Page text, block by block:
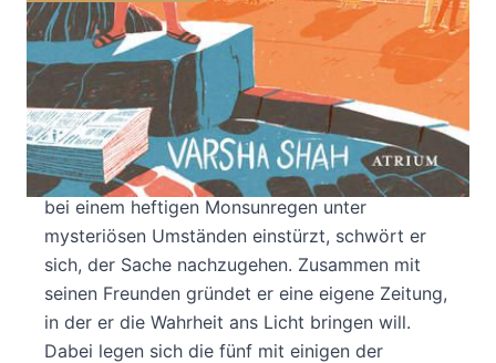
Ajay hat einen großen Traum: Er will später
einmal ein bekannter Journalist werden. Als
Straßenjunge in Mumbai hat er es bisher
allerdings nur zum Zeitungsverkäufer gebracht.
Doch Ajay ist sich sicher: Nichts ist unmöglich!
Als eine Kleidungsfabrik in der Nachbarschaft
bei einem heftigen Monsunregen unter
mysteriösen Umständen einstürzt, schwört er
sich, der Sache nachzugehen. Zusammen mit
seinen Freunden gründet er eine eigene Zeitung,
in der er die Wahrheit ans Licht bringen will.
Dabei legen sich die fünf mit einigen der